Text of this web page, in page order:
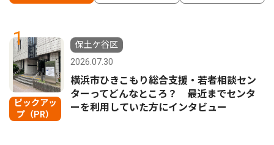
1
ピックアッ
プ（PR）
保土ケ谷区
2026.07.30
横浜市ひきこもり総合支援・若者相談セン
ターってどんなところ？ 最近までセンタ
ーを利用していた方にインタビュー